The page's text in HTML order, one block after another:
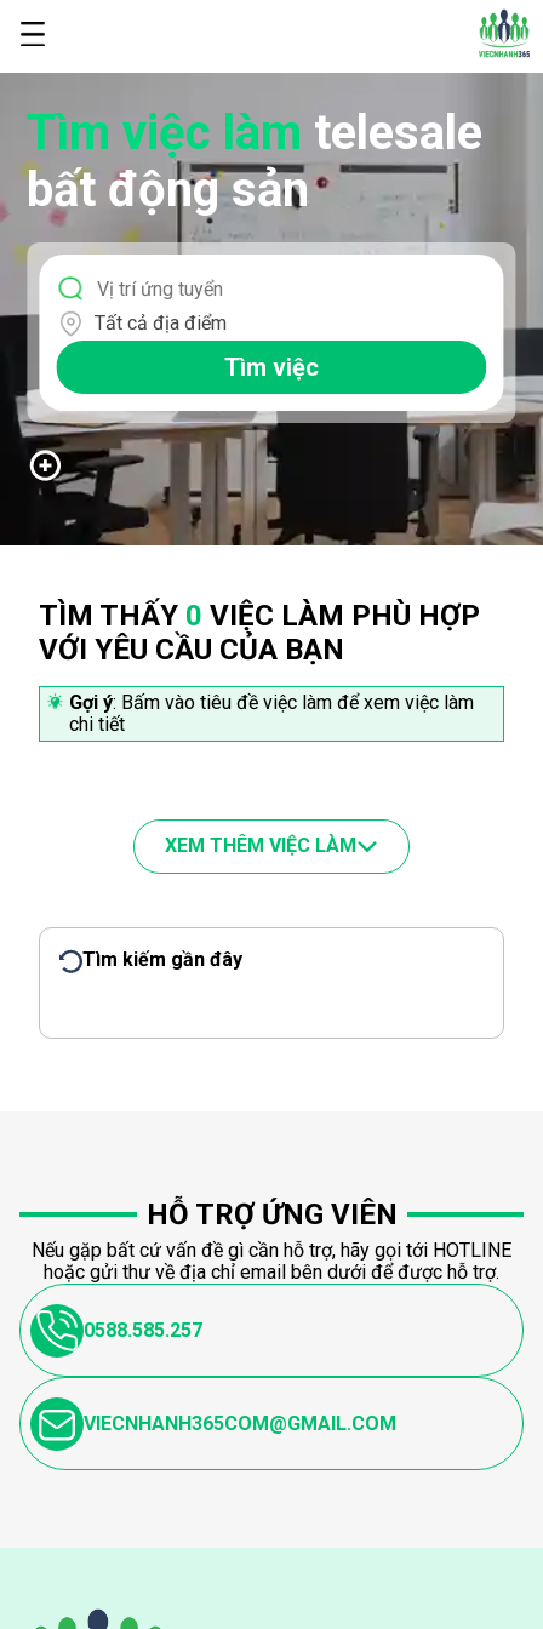
Tìm việc làm telesale
bất động sản
Tất cả địa điểm
Tìm việc
TÌM THẤY 0 VIỆC LÀM PHÙ HỢP
VỚI YÊU CẦU CỦA BẠN
Gợi ý: Bấm vào tiêu đề việc làm để xem việc làm
chi tiết
XEM THÊM VIỆC LÀM
Tìm kiếm gần đây
HỖ TRỢ ỨNG VIÊN
Nếu gặp bất cứ vấn đề gì cần hỗ trợ, hãy gọi tới HOTLINE
hoặc gửi thư về địa chỉ email bên dưới để được hỗ trợ.
0588.585.257
VIECNHANH365COM@GMAIL.COM